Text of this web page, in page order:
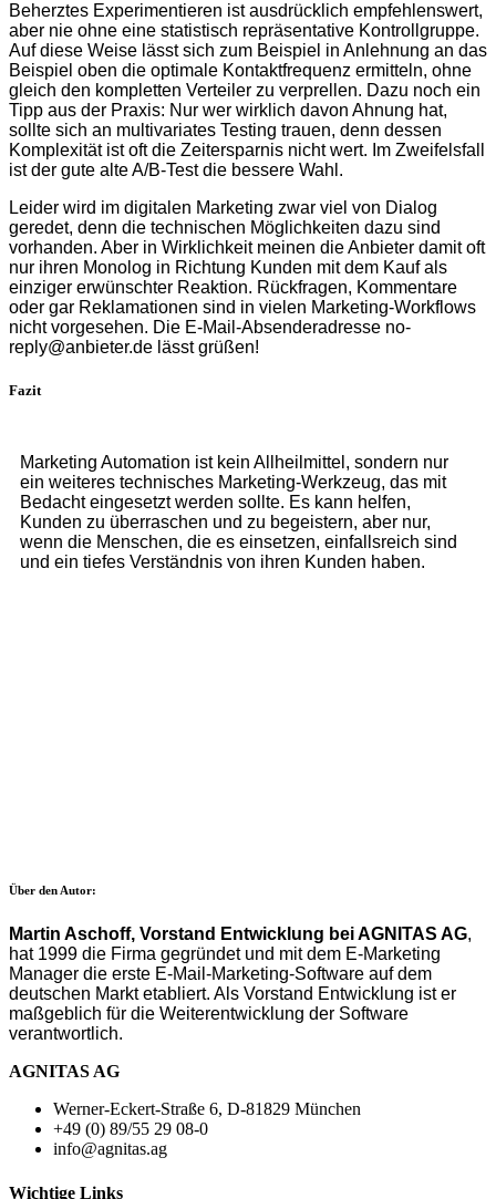
Beherztes Experimentieren ist ausdrücklich empfehlenswert,
aber nie ohne eine statistisch repräsentative Kontrollgruppe.
Auf diese Weise lässt sich zum Beispiel in Anlehnung an das
Beispiel oben die optimale Kontaktfrequenz ermitteln, ohne
gleich den kompletten Verteiler zu verprellen. Dazu noch ein
Tipp aus der Praxis: Nur wer wirklich davon Ahnung hat,
sollte sich an multivariates Testing trauen, denn dessen
Komplexität ist oft die Zeitersparnis nicht wert. Im Zweifelsfall
ist der gute alte A/B-Test die bessere Wahl.
Leider wird im digitalen Marketing zwar viel von Dialog
geredet, denn die technischen Möglichkeiten dazu sind
vorhanden. Aber in Wirklichkeit meinen die Anbieter damit oft
nur ihren Monolog in Richtung Kunden mit dem Kauf als
einziger erwünschter Reaktion. Rückfragen, Kommentare
oder gar Reklamationen sind in vielen Marketing-Workflows
nicht vorgesehen. Die E-Mail-Absenderadresse no-
reply@anbieter.de lässt grüßen!
Fazit
Marketing Automation ist kein Allheilmittel, sondern nur
ein weiteres technisches Marketing-Werkzeug, das mit
Bedacht eingesetzt werden sollte. Es kann helfen,
Kunden zu überraschen und zu begeistern, aber nur,
wenn die Menschen, die es einsetzen, einfallsreich sind
und ein tiefes Verständnis von ihren Kunden haben.
Über den Autor:
Martin Aschoff, Vorstand Entwicklung bei AGNITAS AG,
hat 1999 die Firma gegründet und mit dem E-Marketing
Manager die erste E-Mail-Marketing-Software auf dem
deutschen Markt etabliert. Als Vorstand Entwicklung ist er
maßgeblich für die Weiterentwicklung der Software
verantwortlich.
AGNITAS AG
Werner-Eckert-Straße 6, D-81829 München
+49 (0) 89/55 29 08-0
info@agnitas.ag
Wichtige Links